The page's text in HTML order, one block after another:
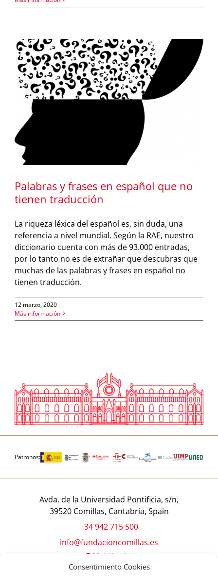
Consentimiento Cookies
Palabras y frases en español que no
tienen traducción
La riqueza léxica del español es, sin duda, una
referencia a nivel mundial. Según la RAE, nuestro
diccionario cuenta con más de 93.000 entradas,
por lo tanto no es de extrañar que descubras que
muchas de las palabras y frases en español no
tienen traducción.
12 marzo, 2020
Más información
Patronos:
Avda. de la Universidad Pontificia, s/n,
39520 Comillas, Cantabria, Spain
+34 942 715 500
info@fundacioncomillas.es